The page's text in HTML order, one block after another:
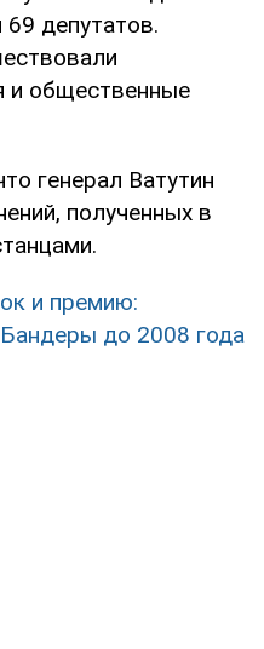
депутатов.
и общественные
генерал Ватутин
полученных в
и премию:
до 2008 года